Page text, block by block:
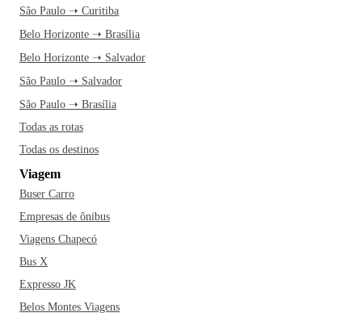
São Paulo ➝ Curitiba
Belo Horizonte ➝ Brasília
Belo Horizonte ➝ Salvador
São Paulo ➝ Salvador
São Paulo ➝ Brasília
Todas as rotas
Todas os destinos
Viagem
Buser Carro
Empresas de ônibus
Viagens Chapecó
Bus X
Expresso JK
Belos Montes Viagens